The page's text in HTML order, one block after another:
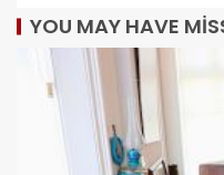
YOU MAY HAVE